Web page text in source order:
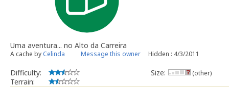
Uma aventura... no Alto da Carreira
A cache by Celinda Message this owner Hidden : 4/3/2011
Difficulty:
Terrain:
Size: (other)